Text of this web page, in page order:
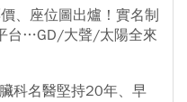
、座位圖出爐！實名制
台…GD/大聲/太陽全來
科名醫堅持20年、早